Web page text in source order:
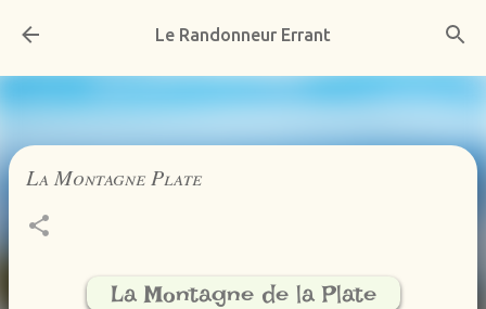
Accéder au contenu principal
Le Randonneur Errant
La Montagne Plate
La Montagne de la Plate